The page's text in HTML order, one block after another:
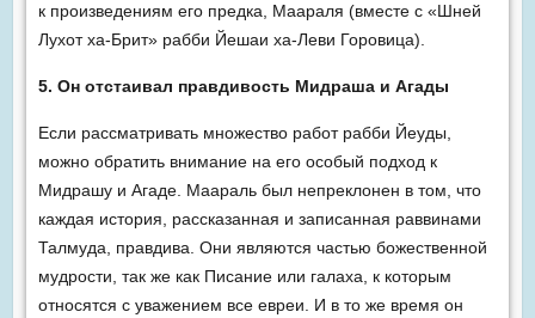
к произведениям его предка, Маараля (вместе с «Шней
Лухот ха-Брит» рабби Йешаи ха-Леви Горовица).
5. Он отстаивал правдивость Мидраша и Агады
Если рассматривать множество работ рабби Йеуды,
можно обратить внимание на его особый подход к
Мидрашу и Агаде. Маараль был непреклонен в том, что
каждая история, рассказанная и записанная раввинами
Талмуда, правдива. Они являются частью божественной
мудрости, так же как Писание или галаха, к которым
относятся с уважением все евреи. И в то же время он